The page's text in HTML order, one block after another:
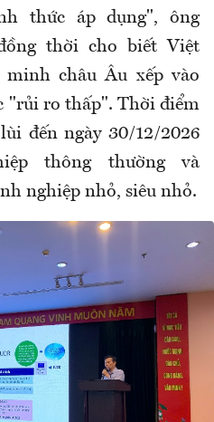
thức áp dụng", ông
thời cho biết Việt
châu Âu xếp vào
"rủi ro thấp". Thời điểm
đến ngày 30/12/2026
thông thường và
nghiệp nhỏ, siêu nhỏ.